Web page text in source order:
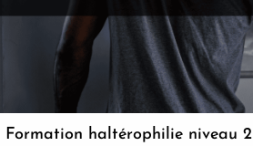
Formation haltérophilie niveau 2